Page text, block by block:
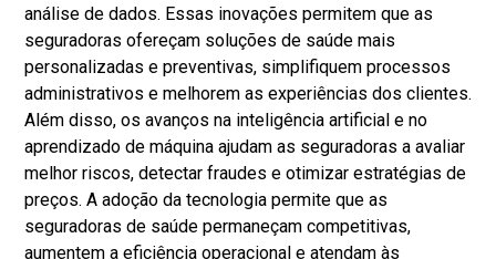
análise de dados. Essas inovações permitem que as
seguradoras ofereçam soluções de saúde mais
personalizadas e preventivas, simplifiquem processos
administrativos e melhorem as experiências dos clientes.
Além disso, os avanços na inteligência artificial e no
aprendizado de máquina ajudam as seguradoras a avaliar
melhor riscos, detectar fraudes e otimizar estratégias de
preços. A adoção da tecnologia permite que as
seguradoras de saúde permaneçam competitivas,
aumentem a eficiência operacional e atendam às